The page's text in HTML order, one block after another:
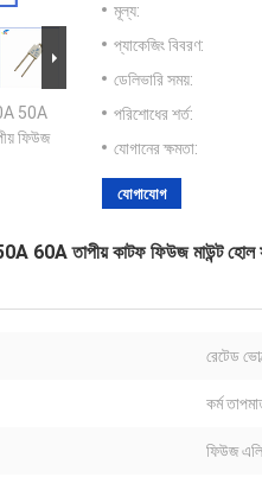
50A
ফিউজ
মূল্য:
প্যাকেজিং বিবরণ:
ডেলিভারি সময়:
পরিশোধের শর্ত:
যোগানের ক্ষমতা:
যোগাযোগ
তাপীয় কাটফ ফিউজ মাউন্ট হোল
রেটেড
কর্ম
ফিউজ